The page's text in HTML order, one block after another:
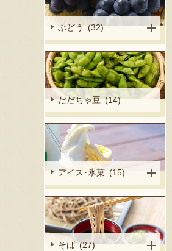
ぶどう (32)
だだちゃ豆 (14)
アイス･氷菓 (15)
そば (27)